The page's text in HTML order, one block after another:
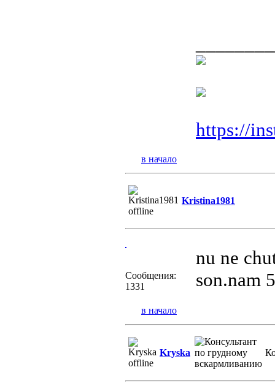
https://
в начало
Kristina1981
Сообщения:
1331
nu ne
son.nam
в начало
Kryska